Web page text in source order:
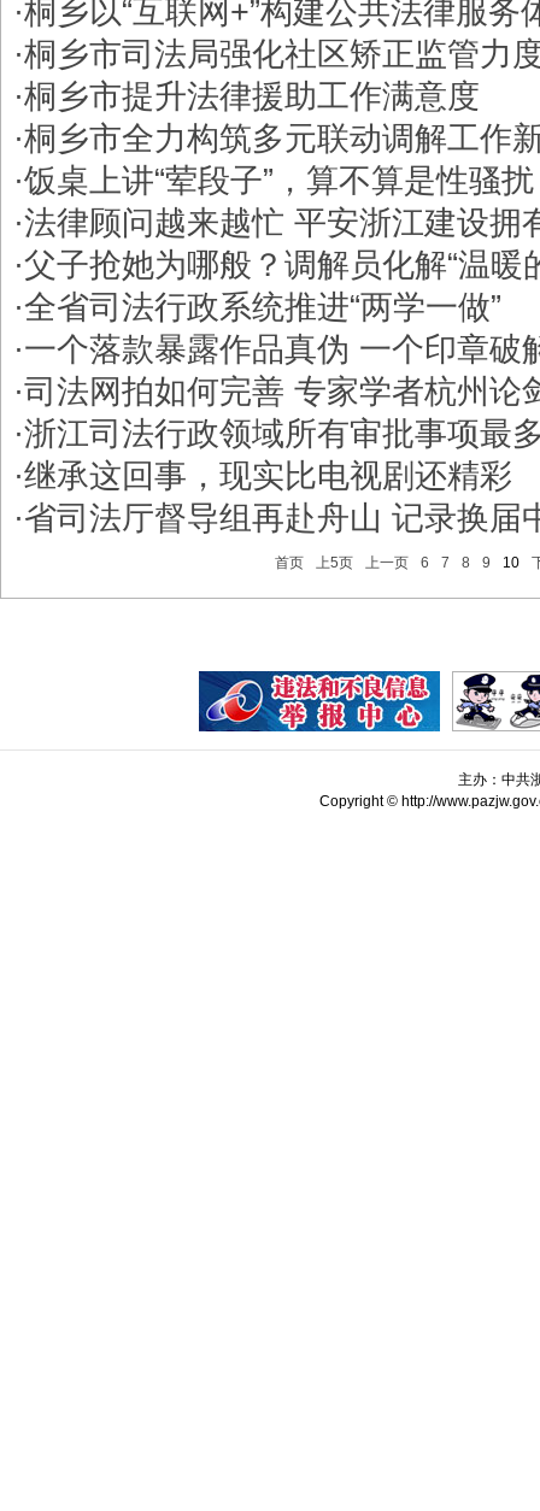
·桐乡以“互联网+”构建公共法律服务
·桐乡市司法局强化社区矫正监管力
·桐乡市提升法律援助工作满意度
·桐乡市全力构筑多元联动调解工作
·饭桌上讲“荤段子”，算不算是性骚
·法律顾问越来越忙 平安浙江建设拥
·父子抢她为哪般？调解员化解“温暖
·全省司法行政系统推进“两学一做”
·一个落款暴露作品真伪 一个印章破
·司法网拍如何完善 专家学者杭州论
·浙江司法行政领域所有审批事项最
·继承这回事，现实比电视剧还精彩
·省司法厅督导组再赴舟山 记录换届
首页 上5页 上一页 6 7 8 9 10
主办：中共
Copyright © http://